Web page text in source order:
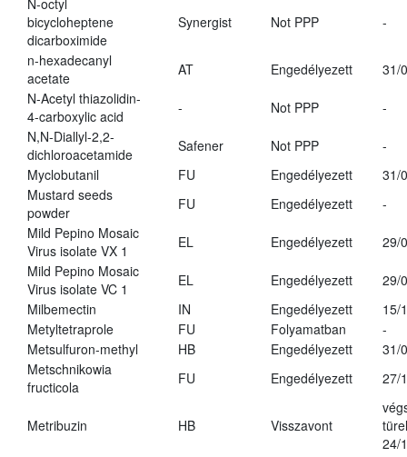
N-octyl
bicycloheptene
dicarboximide
Synergist Not PPP -
n-hexadecanyl
acetate
AT Engedélyezett
31/
N-Acetyl thiazolidin-
4-carboxylic acid
- Not PPP
-
N,N-Diallyl-2,2-
dichloroacetamide
Safener Not PPP
-
Myclobutanil
FU Engedélyezett
31/
Mustard seeds
powder
FU Engedélyezett
-
Mild Pepino Mosaic
Virus isolate VX 1
EL Engedélyezett
29/
Mild Pepino Mosaic
Virus isolate VC 1
EL Engedélyezett
29/
Milbemectin
IN Engedélyezett
15/
Metyltetraprole
FU Folyamatban
-
Metsulfuron-methyl
HB Engedélyezett
31/
Metschnikowia
fructicola
FU Engedélyezett 27/
Metribuzin HB Visszavont
24/